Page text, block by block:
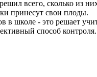
всего, сколько из
принесут свои плоды.
в школе - это решает
способ контроля.